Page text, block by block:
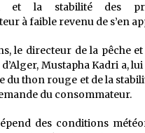
et la stabilité des
à faible revenu de s’en
le directeur de la pêche
Mustapha Kadri a,
du thon rouge et de la
du consommateur.
des conditions